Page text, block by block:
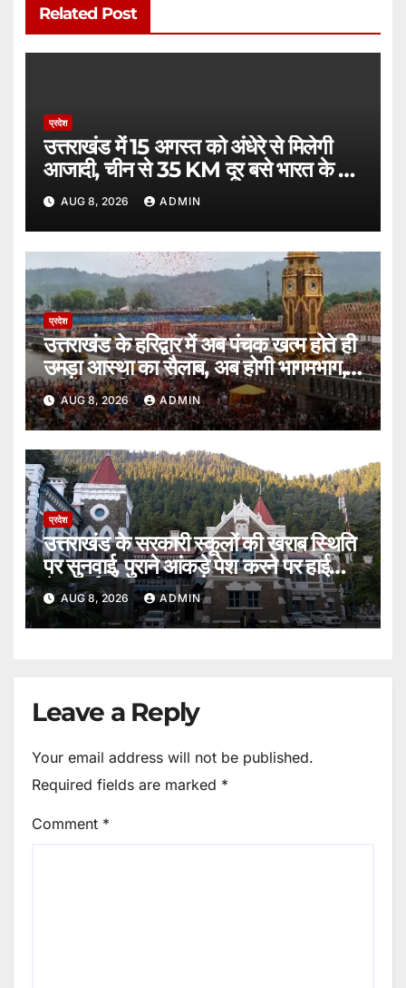
Related Post
प्रदेश
उत्तराखंड में 15 अगस्त को अंधेरे से मिलेगी
आजादी, चीन से 35 KM दूर बसे भारत के ये
गांव।
AUG 8, 2026 ADMIN
प्रदेश
उत्तराखंड के हरिद्वार में अब पंचक खत्म होते ही
उमड़ा आस्था का सैलाब, अब होगी भागमभाग,
अगले चार दिन बड़ी परीक्षा।
AUG 8, 2026 ADMIN
प्रदेश
उत्तराखंड के सरकारी स्कूलों की खराब स्थिति
पर सुनवाई, पुराने आंकड़े पेश करने पर हाईकोर्ट
ने जताई नाराजगी।
AUG 8, 2026 ADMIN
Leave a Reply
Your email address will not be published.
Required fields are marked *
Comment *